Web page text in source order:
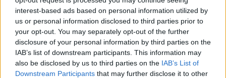
interest-based ads based on personal information utilized by
us or personal information disclosed to third parties prior to
your opt-out. You may separately opt-out of the further
disclosure of your personal information by third parties on the
IAB’s list of downstream participants. This information may
also be disclosed by us to third parties on the IAB’s List of
Downstream Participants that may further disclose it to other
Ακολουθήστε μας στο
facebook
Ακολουθήστε μας στο
twitter
Εγγραφή στο newsletter